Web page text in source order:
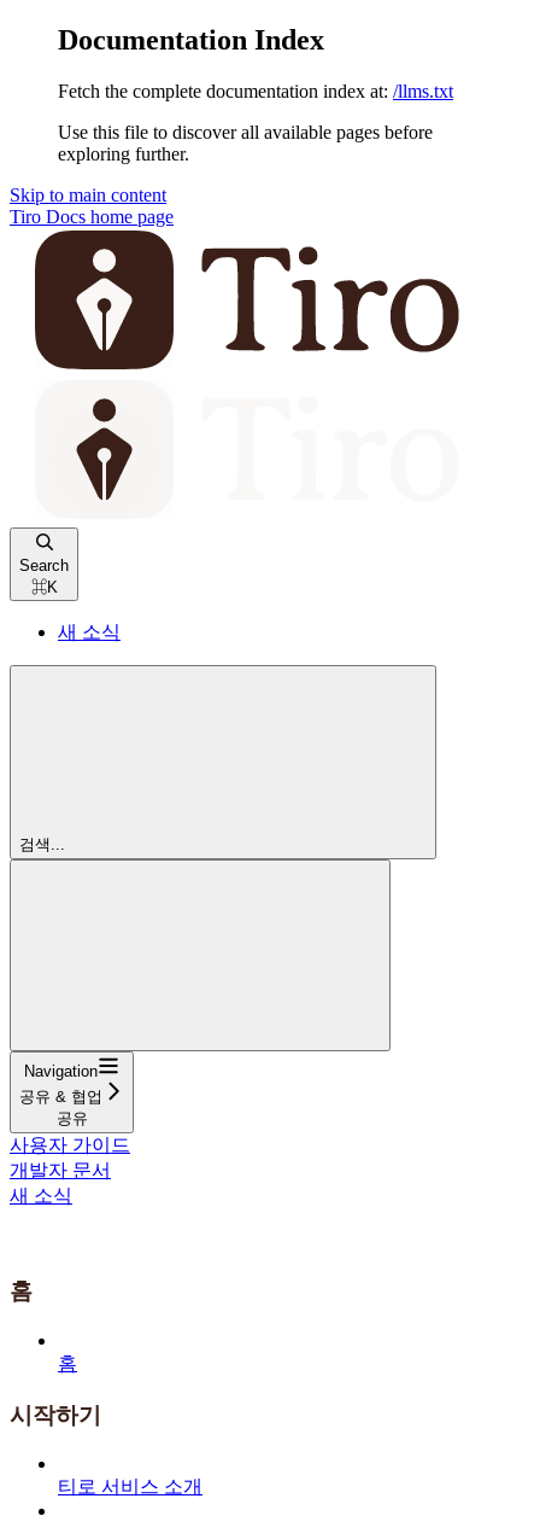
Documentation Index
Fetch the complete documentation index at: /llms.txt
Use this file to discover all available pages before
exploring further.
Skip to main content
Tiro Docs home page
Search
⌘K
새 소식
검색...
Navigation
공유 & 협업
공유
사용자 가이드
개발자 문서
새 소식
홈
홈
시작하기
티로 서비스 소개